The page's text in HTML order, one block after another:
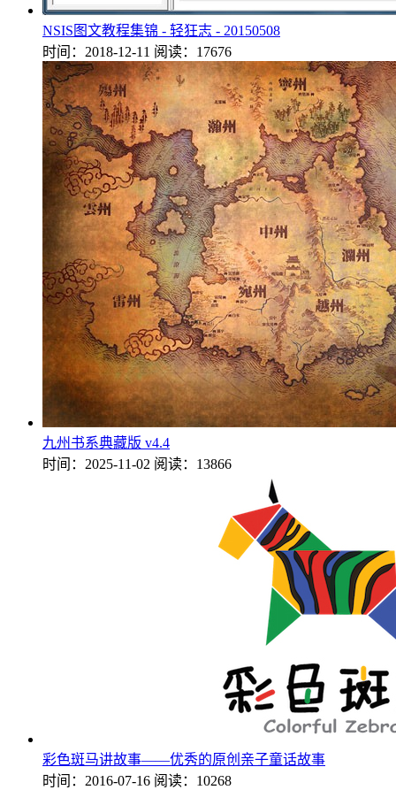
NSIS图文教程集锦 - 轻狂志 - 20150508
时间：2018-12-11 阅读：17676
九州书系典藏版 v4.4
时间：2025-11-02 阅读：13866
彩色斑马讲故事——优秀的原创亲子童话故事
时间：2016-07-16 阅读：10268